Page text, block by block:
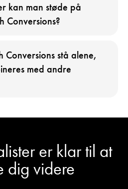
kan man støde på
Conversions?
Conversions stå alene,
med andre
er klar til at
dig videre